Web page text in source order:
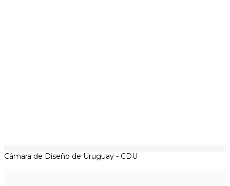
Cámara de Diseño de Uruguay - CDU